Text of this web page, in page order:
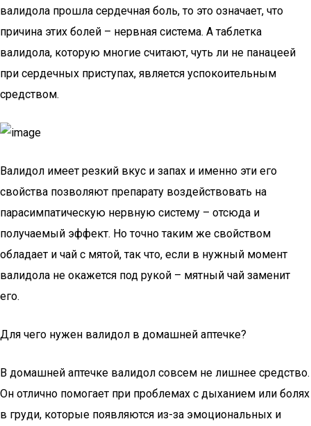
валидола прошла сердечная боль, то это означает, что
причина этих болей – нервная система. А таблетка
валидола, которую многие считают, чуть ли не панацеей
при сердечных приступах, является успокоительным
средством.
Валидол имеет резкий вкус и запах и именно эти его
свойства позволяют препарату воздействовать на
парасимпатическую нервную систему – отсюда и
получаемый эффект. Но точно таким же свойством
обладает и чай с мятой, так что, если в нужный момент
валидола не окажется под рукой – мятный чай заменит
его.
Для чего нужен валидол в домашней аптечке?
В домашней аптечке валидол совсем не лишнее средство.
Он отлично помогает при проблемах с дыханием или болях
в груди, которые появляются из-за эмоциональных и